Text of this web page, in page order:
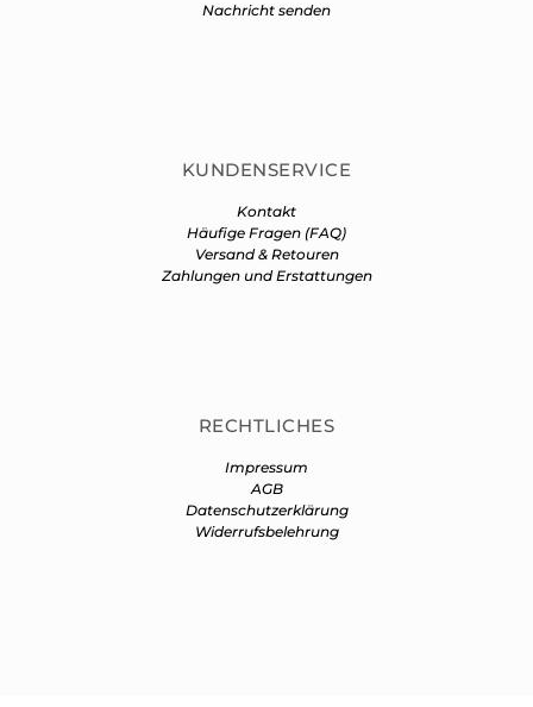
Nachricht senden
KUNDENSERVICE
Kontakt
Häufige Fragen (FAQ)
Versand & Retouren
Zahlungen und Erstattungen
RECHTLICHES
Impressum
AGB
Datenschutzerklärung
Widerrufsbelehrung